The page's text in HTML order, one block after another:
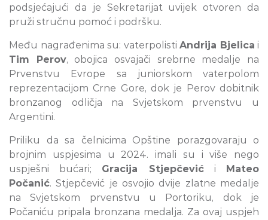
podsjećajući da je Sekretarijat uvijek otvoren da
pruži stručnu pomoć i podršku.
Među nagrađenima su: vaterpolisti Andrija Bjelica i
Tim Perov, obojica osvajači srebrne medalje na
Prvenstvu Evrope sa juniorskom vaterpolom
reprezentacijom Crne Gore, dok je Perov dobitnik
bronzanog odličja na Svjetskom prvenstvu u
Argentini.
Priliku da sa čelnicima Opštine porazgovaraju o
brojnim uspjesima u 2024. imali su i više nego
uspješni bućari; Gracija Stjepčevići
Mateo
Počanić. Stjepčević je osvojio dvije zlatne medalje
na Svjetskom prvenstvu u Portoriku, dok je
Počaniću pripala bronzana medalja. Za ovaj uspjeh